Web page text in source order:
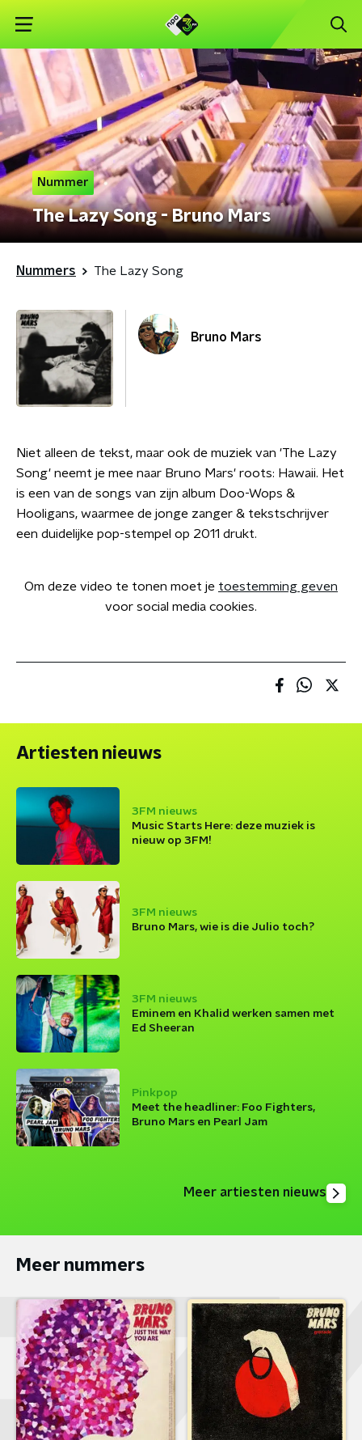
Nummer
The Lazy Song - Bruno Mars
Nummers The Lazy Song
Bruno Mars
Niet alleen de tekst, maar ook de muziek van 'The Lazy
Song' neemt je mee naar Bruno Mars' roots: Hawaii. Het
is een van de songs van zijn album Doo-Wops &
Hooligans, waarmee de jonge zanger & tekstschrijver
een duidelijke pop-stempel op 2011 drukt.
Om deze video te tonen moet je toestemming geven
voor social media cookies.
Artiesten nieuws
3FM nieuws
Music Starts Here: deze muziek is
nieuw op 3FM!
3FM nieuws
Bruno Mars, wie is die Julio toch?
3FM nieuws
Eminem en Khalid werken samen met
Ed Sheeran
Pinkpop
Meet the headliner: Foo Fighters,
Bruno Mars en Pearl Jam
Meer artiesten nieuws
Meer nummers